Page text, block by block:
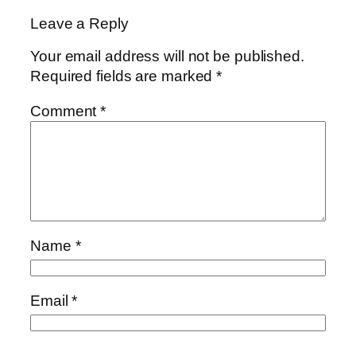
Leave a Reply
Your email address will not be published.
Required fields are marked*
Comment*
Name *
Email*